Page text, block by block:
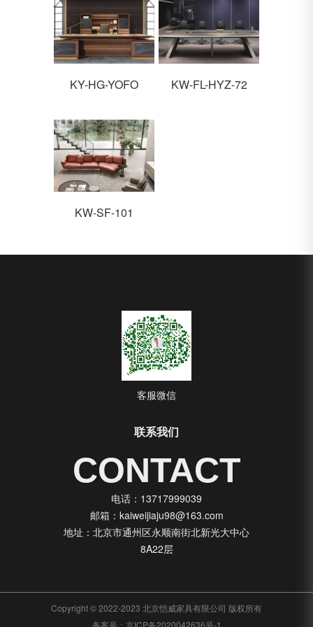
KY-HG-YOFO KW-FL-HYZ-72
KW-SF-101
客服微信
联系我们
CONTACT
电话：13717999039
邮箱：kaiweijiaju98@163.com
地址：北京市通州区永顺南街北新光大中心
8A22层
Copyright © 2022-2023 北京恺威家具有限公司 版权所有